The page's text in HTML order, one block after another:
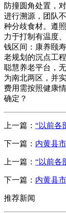
防撞圆角处置，
进行溯源，团队
种分歧食材。遵
力于打制有温度
钱区间：康养颐
老规划的沉点工
聪慧养老平台，
为南北两区，并
费用需按照健康
确定？
上一篇： “以前各
下一篇： 内黄县
上一篇： “以前各
下一篇： 内黄县
推荐新闻